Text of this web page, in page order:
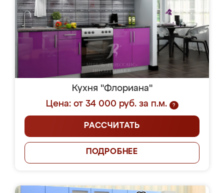
Кухня "Флориана"
Цена: от 34 000 руб. за п.м.
?
РАССЧИТАТЬ
ПОДРОБНЕЕ